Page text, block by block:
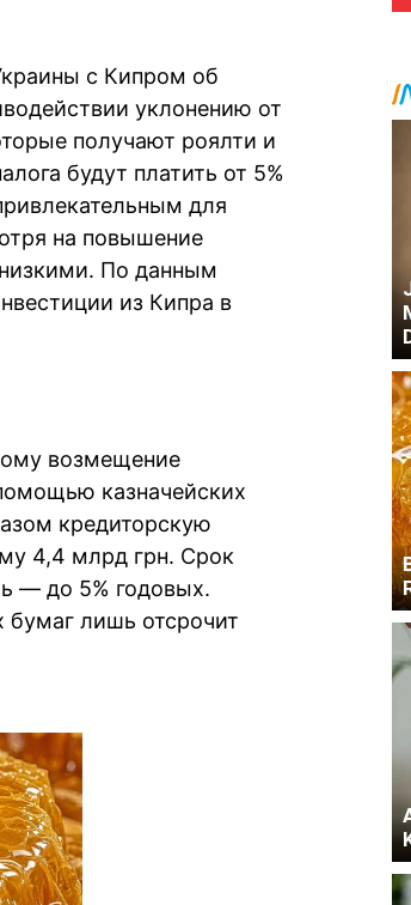
с Кипром об
уклонению от
получают роялти и
будут платить от 5%
для
на повышение
По данным
из Кипра в
возмещение
казначейских
кредиторскую
4,4 млрд грн. Срок
— до 5% годовых.
бумаг лишь отсрочит